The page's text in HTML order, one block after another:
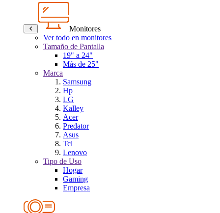
Monitores
Ver todo en monitores
Tamaño de Pantalla
19" a 24"
Más de 25"
Marca
Samsung
Hp
LG
Kalley
Acer
Predator
Asus
Tcl
Lenovo
Tipo de Uso
Hogar
Gaming
Empresa